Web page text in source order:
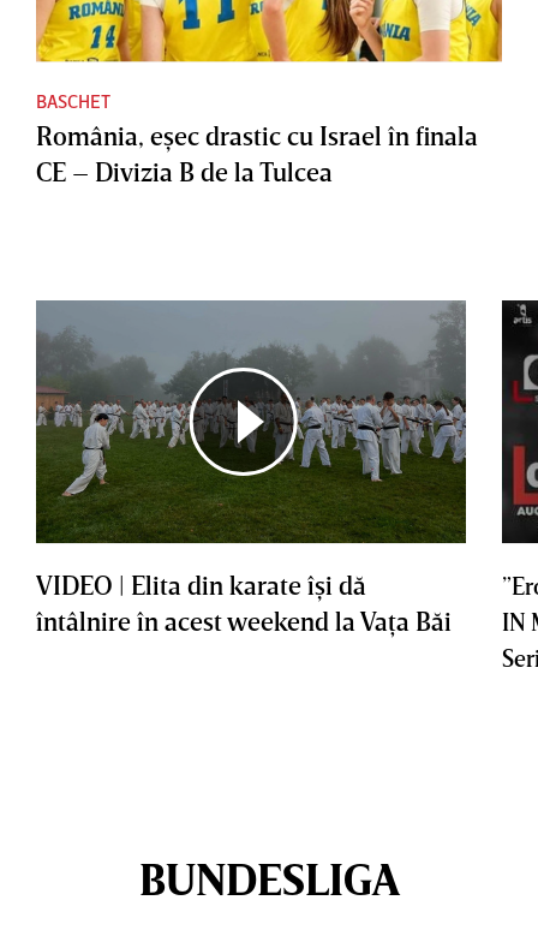
BASCHET
România, eşec drastic cu Israel în finala
CE – Divizia B de la Tulcea
VIDEO | Elita din karate îşi dă
întâlnire în acest weekend la Vaţa Băi
IN
BUNDESLIGA